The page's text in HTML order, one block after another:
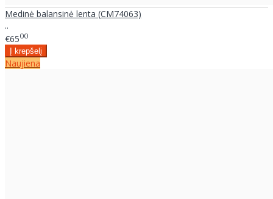
Medinė balansinė lenta (CM74063)
..
€6500
Naujiena